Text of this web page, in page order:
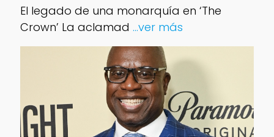
El legado de una monarquía en ‘The
Crown’ La aclamad ...ver más